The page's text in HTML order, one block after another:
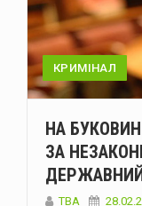
КРИМІНАЛ
НА
ЗА
ТВА